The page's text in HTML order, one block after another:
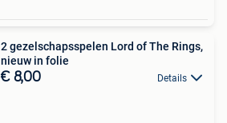
2 gezelschapsspelen Lord of The Rings,
nieuw in folie
€ 8,00 Details